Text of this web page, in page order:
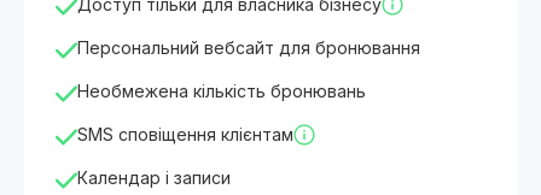
Доступ тільки для власника бізнесу
Персональний вебсайт для бронювання
Необмежена кількість бронювань
SMS сповіщення клієнтам
Календар і записи